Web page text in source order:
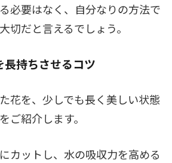
必要はなく、自分なりの方法で
切だと言えるでしょう。
長持ちさせるコツ
花を、少しでも長く美しい状態
ご紹介します。
カットし、水の吸収力を高める